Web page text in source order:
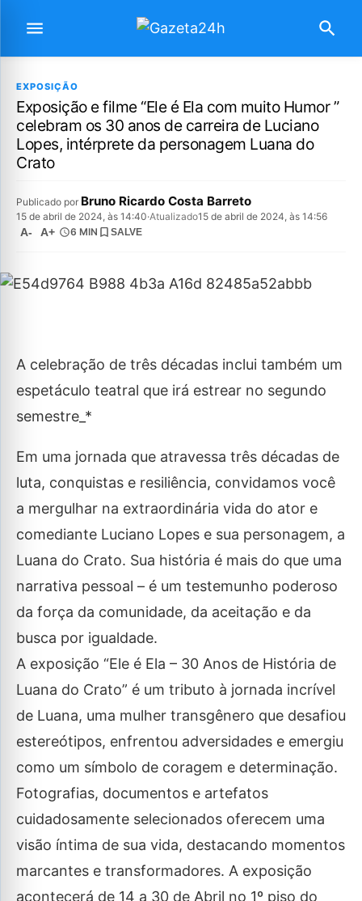
EXPOSIÇÃO
Exposição e filme “Ele é Ela com muito Humor ”
celebram os 30 anos de carreira de Luciano
Lopes, intérprete da personagem Luana do
Crato
Publicado por Bruno Ricardo Costa Barreto
15 de abril de 2024, às 14:40·Atualizado15 de abril de 2024, às 14:56
A- A+ 6 MIN SALVE
A celebração de três décadas inclui também um
espetáculo teatral que irá estrear no segundo
semestre_*
Em uma jornada que atravessa três décadas de
luta, conquistas e resiliência, convidamos você
a mergulhar na extraordinária vida do ator e
comediante Luciano Lopes e sua personagem, a
Luana do Crato. Sua história é mais do que uma
narrativa pessoal – é um testemunho poderoso
da força da comunidade, da aceitação e da
busca por igualdade.
A exposição “Ele é Ela – 30 Anos de História de
Luana do Crato” é um tributo à jornada incrível
de Luana, uma mulher transgênero que desafiou
estereótipos, enfrentou adversidades e emergiu
como um símbolo de coragem e determinação.
Fotografias, documentos e artefatos
cuidadosamente selecionados oferecem uma
visão íntima de sua vida, destacando momentos
marcantes e transformadores. A exposição
acontecerá de 14 a 30 de Abril no 1º piso do